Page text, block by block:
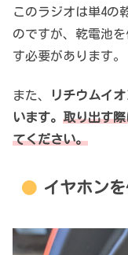
このラジオは単4の
のですが、乾電池
す必要があります。
また、
リチウムイ
います。 取り出す
てください。
イヤホン